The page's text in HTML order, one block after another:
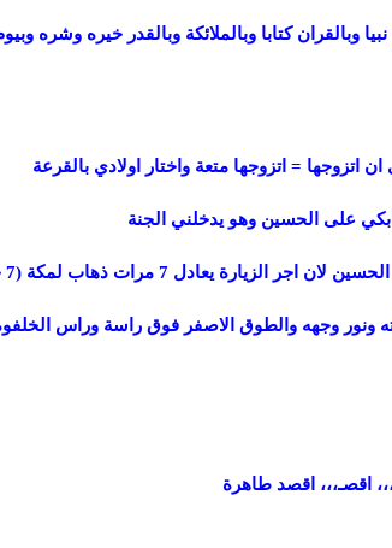
وبالقران كتابا وبالملائكة وبالقدر خيره وشره
= اتزوجها متعة واختار اولادي بالقرعة
على الحسين وهو يدخلني الجنة
يعادل 7 مرات ذهاب لمكة (7 حجات)
ونور وجهه والطوق الاصفر فوق راسة وراس
اقصـ،،، اقصد طاهرة